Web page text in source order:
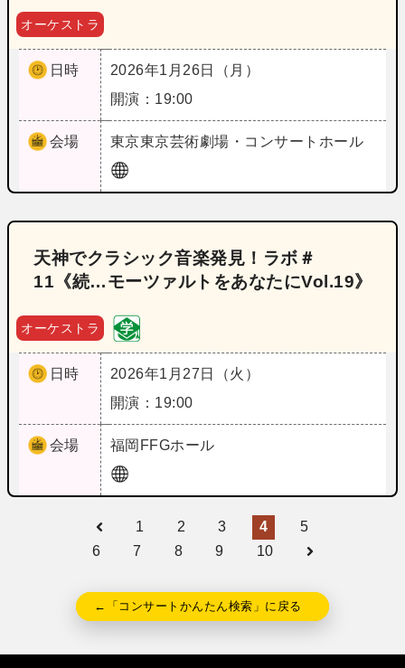
オーケストラ
日時
2026年1月26日（月）
開演：19:00
会場 東京東京芸術劇場・コンサートホール
天神でクラシック音楽発見！ラボ＃
11《続…モーツァルトをあなたにVol.19》
オーケストラ
日時
2026年1月27日（火）
開演：19:00
会場 福岡 FFGホール
1 2 3 4
5
6
7 8 9 10
←「コンサートかんたん検索」に戻る